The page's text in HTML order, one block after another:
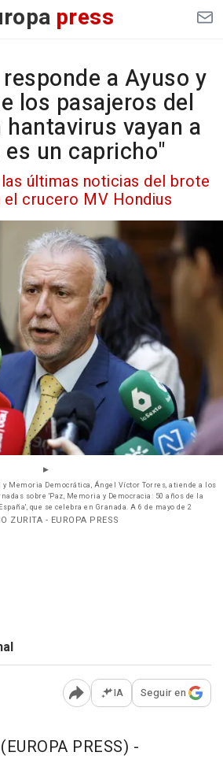
press
a Ayuso y
los pasajeros del
vayan a
un capricho"
últimas noticias del brote
el crucero MV Hondius
Memoria Democrática, Ángel Víctor Torres, atiende a los
sobre 'Paz, Memoria y Democracia: 50 años de la
que se celebra en Granada. A 6 de mayo de 2
ZURITA - EUROPA PRESS
Abrir opciones para
IA Seguir en
PRESS) -